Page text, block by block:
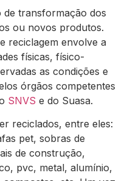
de transformação dos
ou novos produtos.
reciclagem envolve a
físicas, físico-
as condições e
órgãos competentes
SNVS e do Suasa.
reciclados, entre eles:
pet, sobras de
de construção,
pvc, metal, alumínio,